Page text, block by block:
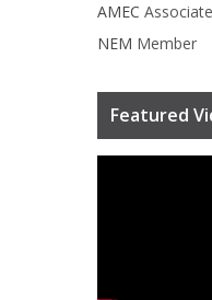
AMEC
NEM Member
Featured